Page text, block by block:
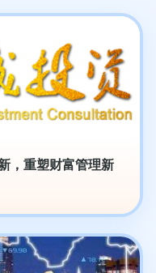
，重塑财富管理新